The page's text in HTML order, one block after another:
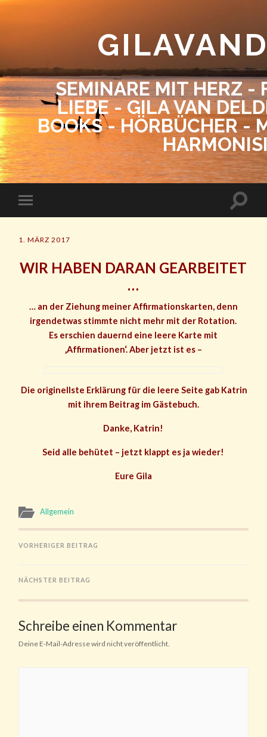
SEMINARE MIT HERZ -
LIEBE - GILA VAN
BOOKS - HÖRBÜCHER -
1. MÄRZ 2017
WIR HABEN DARAN GEARBEITET
…
… an der Ziehung meiner Affirmationskarten, denn
irgendetwas stimmte nicht mehr mit der Rotation.
Es erschien dauernd eine leere Karte mit
‚Affirmationen‘. Aber jetzt ist es –
Die originellste Erklärung für die leere Seite gab Katrin
mit ihrem Beitrag im Gästebuch.
Danke, Katrin!
Seid alle behütet – jetzt klappt es ja wieder!
Eure Gila
Allgemein
VORHERIGER BEITRAG
NÄCHSTER BEITRAG
Schreibe einen Kommentar
Deine E-Mail-Adresse wird nicht veröffentlicht.